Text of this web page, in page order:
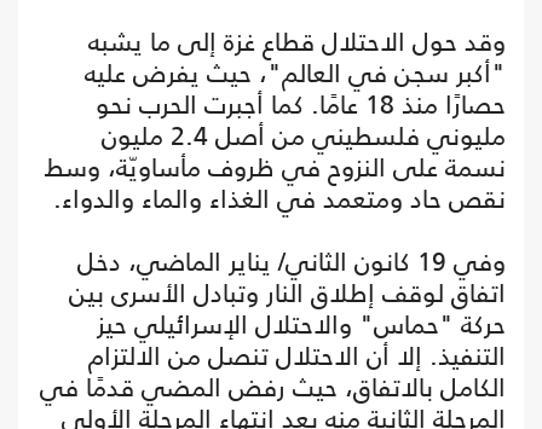
وقد حول الاحتلال قطاع غزة إلى ما يشبه
"أكبر سجن في العالم"، حيث يفرض عليه
حصارًا منذ 18 عامًا. كما أجبرت الحرب نحو
مليوني فلسطيني من أصل 2.4 مليون
نسمة على النزوح في ظروف مأساويّة، وسط
نقص حاد ومتعمد في الغذاء والماء والدواء.
وفي 19 كانون الثاني/ يناير الماضي، دخل
اتفاق لوقف إطلاق النار وتبادل الأسرى بين
حركة "حماس" والاحتلال الإسرائيلي حيز
التنفيذ. إلا أن الاحتلال تنصل من الالتزام
الكامل بالاتفاق، حيث رفض المضي قدمًا في
المرحلة الثانية منه بعد انتهاء المرحلة الأولى